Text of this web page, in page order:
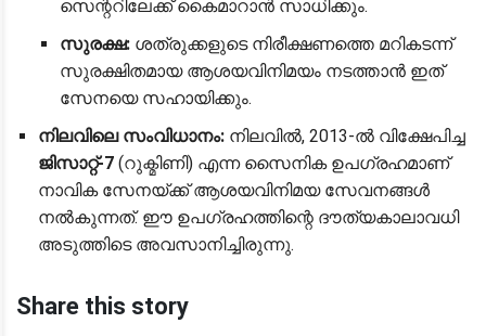
സെന്ററിലേക്ക് കൈമാറാൻ സാധിക്കും.
സുരക്ഷ: ശത്രുക്കളുടെ നിരീക്ഷണത്തെ മറികടന്ന്
സുരക്ഷിതമായ ആശയവിനിമയം നടത്താൻ ഇത്
സേനയെ സഹായിക്കും.
നിലവിലെ സംവിധാനം: നിലവിൽ, 2013-ൽ വിക്ഷേപിച്ച
ജിസാറ്റ്-7 (റുക്മിണി) എന്ന സൈനിക ഉപഗ്രഹമാണ്
നാവിക സേനയ്ക്ക് ആശയവിനിമയ സേവനങ്ങൾ
നൽകുന്നത്. ഈ ഉപഗ്രഹത്തിന്റെ ദൗത്യകാലാവധി
അടുത്തിടെ അവസാനിച്ചിരുന്നു.
Share this story